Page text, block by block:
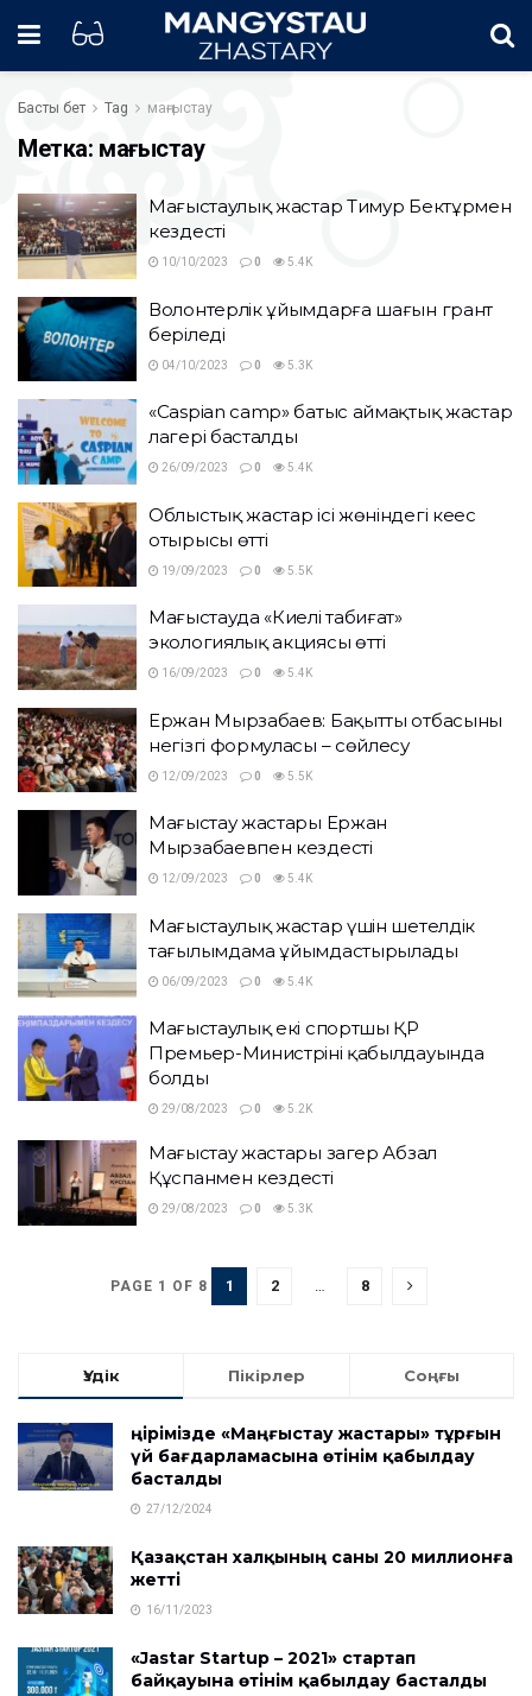
Басты бет Tag маңғыстау
Метка: маңғыстау
Маңғыстаулық жастар Тимур Бектұрмен
кездесті
10/10/2023 0 5.4K
Волонтерлік ұйымдарға шағын грант
беріледі
04/10/2023 0 5.3K
«Caspian camp» батыс аймақтық жастар
лагері басталды
26/09/2023 0 5.4K
Облыстық жастар ісі жөніндегі кеңес
отырысы өтті
19/09/2023 0 5.5K
Маңғыстауда «Киелі табиғат»
экологиялық акциясы өтті
16/09/2023 0 5.4K
Ержан Мырзабаев: Бақытты отбасының
негізгі формуласы – сөйлесу
12/09/2023 0 5.5K
Маңғыстау жастары Ержан
Мырзабаевпен кездесті
12/09/2023 0 5.4K
Маңғыстаулық жастар үшін шетелдік
тағылымдама ұйымдастырылады
06/09/2023 0 5.4K
Маңғыстаулық екі спортшы ҚР
Премьер-Министрінің қабылдауында
болды
29/08/2023 0 5.2K
Маңғыстау жастары заңгер Абзал
Құспанмен кездесті
29/08/2023 0 5.3K
PAGE 1 OF 8 1 2 8
Үздік Пікірлер Соңғы
Өңірімізде «Маңғыстау жастары» тұрғын
үй бағдарламасына өтінім қабылдау
басталды
27/12/2024
Қазақстан халқының саны 20 миллионға
жетті
16/11/2023
«Jastar Startup – 2021» стартап
байқауына өтінім қабылдау басталды